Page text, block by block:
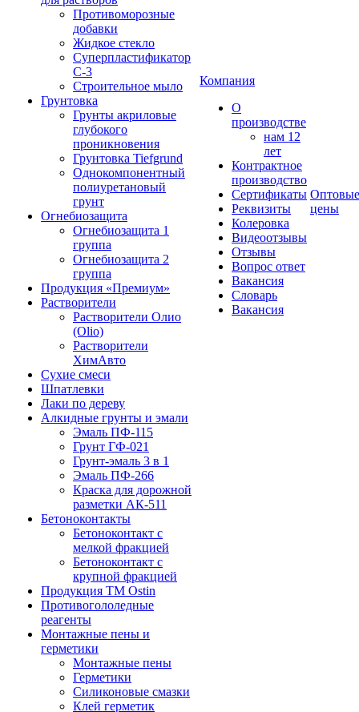
Противоморозные
добавки
Жидкое стекло
Суперпластификатор
С-3
Строительное мыло
Грунтовка
Грунты акриловые
глубокого
проникновения
Грунтовка Tiefgrund
Однокомпонентный
полиуретановый
грунт
Огнебиозащита
Огнебиозащита 1
группа
Огнебиозащита 2
группа
Продукция «Премиум»
Растворители
Растворители Олио
(Olio)
Растворители
ХимАвто
Сухие смеси
Шпатлевки
Лаки по дереву
Алкидные грунты и эмали
Эмаль ПФ-115
Грунт ГФ-021
Грунт-эмаль 3 в 1
Эмаль ПФ-266
Краска для дорожной
разметки АК-511
Бетоноконтакты
Бетоноконтакт с
мелкой фракцией
Бетоноконтакт с
крупной фракцией
Продукция ТМ Ostin
Противогололедные
реагенты
Монтажные пены и
герметики
Монтажные пены
Герметики
Силиконовые смазки
Клей герметик
Компания
О
производстве
нам 12
лет
Контрактное
производство
Сертификаты
Реквизиты
Колеровка
Видеоотзывы
Отзывы
Вопрос ответ
Вакансия
Словарь
Вакансия
Оптовые
цены